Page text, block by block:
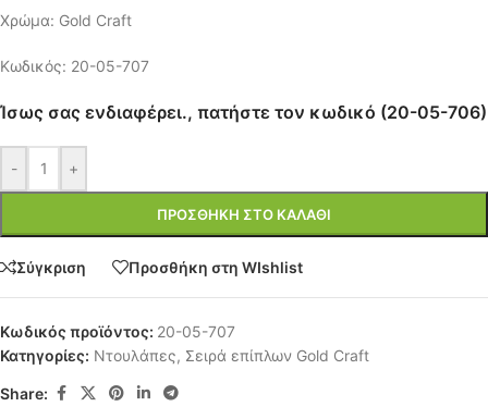
Χρώμα: Gold Craft
Κωδικός: 20-05-707
Ίσως σας ενδιαφέρει., πατήστε τον κωδικό (20-05-706)
- +
ΠΡΟΣΘΉΚΗ ΣΤΟ ΚΑΛΆΘΙ
Σύγκριση Προσθήκη στη WIshlist
Κωδικός προϊόντος: 20-05-707
Κατηγορίες: Ντουλάπες, Σειρά επίπλων Gold Craft
Share: